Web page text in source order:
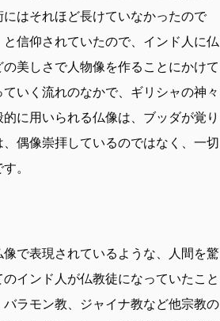
はそれほど長けていなかったので
信仰されていたので、インド人に仏
美しさで人物像を作ることにかけて
いく流れのなかで、ギリシャの神々
に用いられる仏像は、ブッダが覚り
偶像崇拝しているのではなく、一切
。
で表現されているような、人間を驚
インド人が仏教徒になっていたこと
ラモン教、ジャイナ教など他宗教の